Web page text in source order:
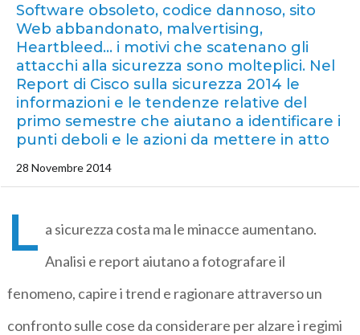
Software obsoleto, codice dannoso, sito
Web abbandonato, malvertising,
Heartbleed… i motivi che scatenano gli
attacchi alla sicurezza sono molteplici. Nel
Report di Cisco sulla sicurezza 2014 le
informazioni e le tendenze relative del
primo semestre che aiutano a identificare i
punti deboli e le azioni da mettere in atto
28 Novembre 2014
L a sicurezza costa ma le minacce aumentano.
Analisi e report aiutano a fotografare il
fenomeno, capire i trend e ragionare attraverso un
confronto sulle cose da considerare per alzare i regimi